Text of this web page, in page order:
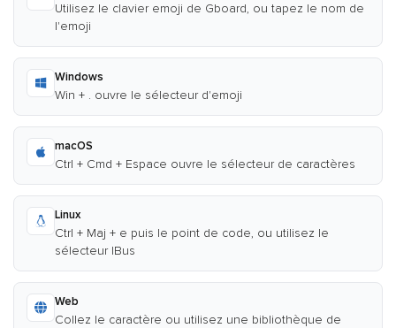
Utilisez le clavier emoji de Gboard, ou tapez le nom de
l'emoji
Windows
Win + . ouvre le sélecteur d'emoji
macOS
Ctrl + Cmd + Espace ouvre le sélecteur de caractères
Linux
Ctrl + Maj + e puis le point de code, ou utilisez le
sélecteur IBus
Web
Collez le caractère ou utilisez une bibliothèque de